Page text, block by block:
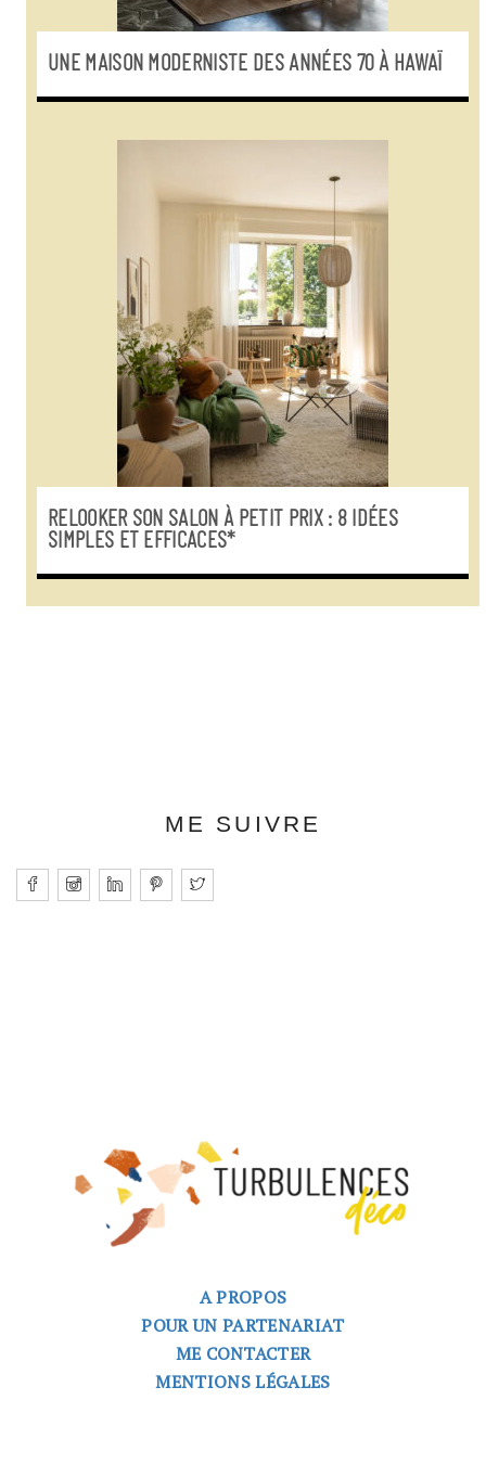
UNE MAISON MODERNISTE DES ANNÉES 70 À HAWAÏ
RELOOKER SON SALON À PETIT PRIX : 8 IDÉES
SIMPLES ET EFFICACES*
ME SUIVRE
A PROPOS
POUR UN PARTENARIAT
ME CONTACTER
MENTIONS LÉGALES